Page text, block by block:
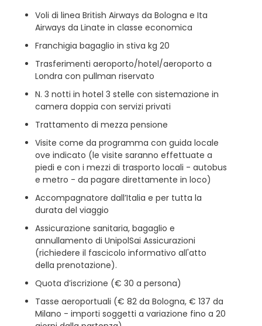
Voli di linea British Airways da Bologna e Ita
Airways da Linate in classe economica
Franchigia bagaglio in stiva kg 20
Trasferimenti aeroporto/hotel/aeroporto a
Londra con pullman riservato
N. 3 notti in hotel 3 stelle con sistemazione in
camera doppia con servizi privati
Trattamento di mezza pensione
Visite come da programma con guida locale
ove indicato (le visite saranno effettuate a
piedi e con i mezzi di trasporto locali - autobus
e metro - da pagare direttamente in loco)
Accompagnatore dall’Italia e per tutta la
durata del viaggio
Assicurazione sanitaria, bagaglio e
annullamento di UnipolSai Assicurazioni
(richiedere il fascicolo informativo all'atto
della prenotazione).
Quota d’iscrizione (€ 30 a persona)
Tasse aeroportuali (€ 82 da Bologna, € 137 da
Milano - importi soggetti a variazione fino a 20